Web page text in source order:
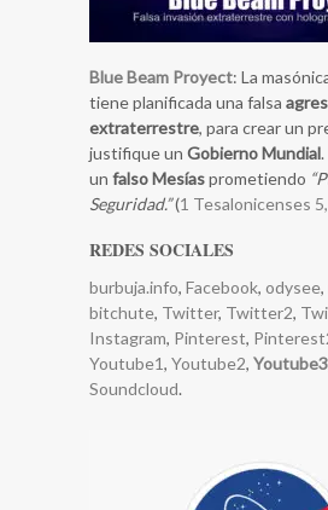
Blue Beam Proyect: La
tiene planificada una falsa
extraterrestre, para crear un
justifique un Gobierno Mundial
un falso Mesíasprometiendo
Seguridad.”(1 Tesalonicenses
REDES SOCIALES
burbuja.info, Facebook, odysee,
bitchute, Twitter, Twitter2,
Instagram, Pinterest,
Youtube1, Youtube2, Youtube3
Soundcloud.